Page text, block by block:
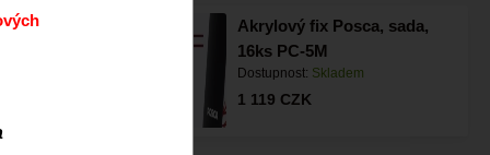
LINE
- paleta
Akrylový fix Posca, sada,
16ks PC-5M
Dostupnost: Skladem
1 119 CZK